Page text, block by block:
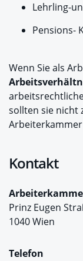
Lehrling-
Pensions-
Wenn Sie als
sollten sie nicht
Kontakt
Prinz Eugen
1040 Wien
Telefon